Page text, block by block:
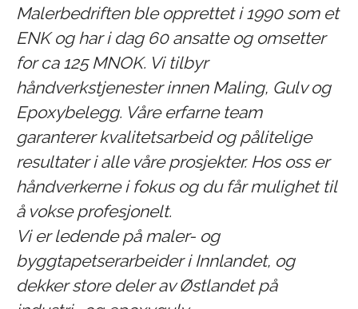
Malerbedriften ble opprettet i 1990 som et
ENK og har i dag 60 ansatte og omsetter
for ca 125 MNOK. Vi tilbyr
håndverkstjenester innen Maling, Gulv og
Epoxybelegg. Våre erfarne team
garanterer kvalitetsarbeid og pålitelige
resultater i alle våre prosjekter. Hos oss er
håndverkerne i fokus og du får mulighet til
å vokse profesjonelt.
Vi er ledende på maler- og
byggtapetserarbeider i Innlandet, og
dekker store deler av Østlandet på